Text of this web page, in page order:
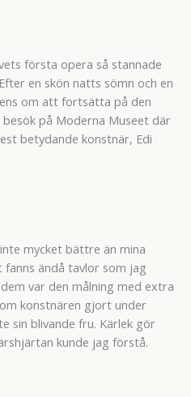
första opera så stannade
en skön natts sömn och en
om att fortsätta på den
på Moderna Museet där
betydande konstnär, Edi
mycket bättre än mina
ändå tavlor som jag
var den målning med extra
konstnären gjort under
sin blivande fru. Kärlek gör
kunde jag förstå.